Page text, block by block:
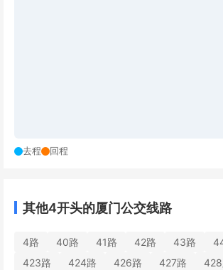
去程 回程
其他4开头的厦门公交线路
4路 40路 41路 42路 43路
423路
424路 426路 427路